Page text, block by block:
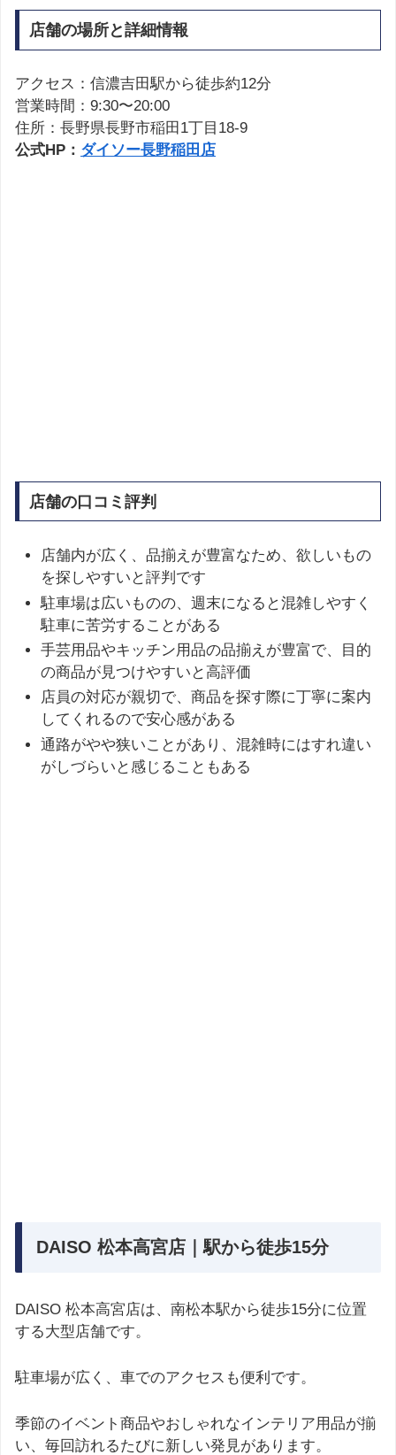
店舗の場所と詳細情報
アクセス：信濃吉田駅から徒歩約12分
営業時間：9:30〜20:00
住所：長野県長野市稲田1丁目18-9
公式HP： ダイソー長野稲田店
店舗の口コミ評判
店舗内が広く、品揃えが豊富なため、欲しいもの
を探しやすいと評判です
駐車場は広いものの、週末になると混雑しやすく
駐車に苦労することがある
手芸用品やキッチン用品の品揃えが豊富で、目的
の商品が見つけやすいと高評価
店員の対応が親切で、商品を探す際に丁寧に案内
してくれるので安心感がある
通路がやや狭いことがあり、混雑時にはすれ違い
がしづらいと感じることもある
DAISO 松本高宮店｜駅から徒歩15分
DAISO 松本高宮店は、南松本駅から徒歩15分に位置
する大型店舗です。
駐車場が広く、車でのアクセスも便利です。
季節のイベント商品やおしゃれなインテリア用品が揃
い、毎回訪れるたびに新しい発見があります。